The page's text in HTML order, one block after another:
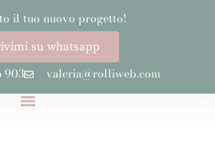
il tuo nuovo progetto!
su whatsapp
903 valeria@rolliweb.com